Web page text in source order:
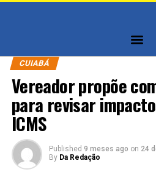
CUIABÁ
Vereador propõe
para revisar
ICMS
Published 9 meses ago on 24
By Da Redação